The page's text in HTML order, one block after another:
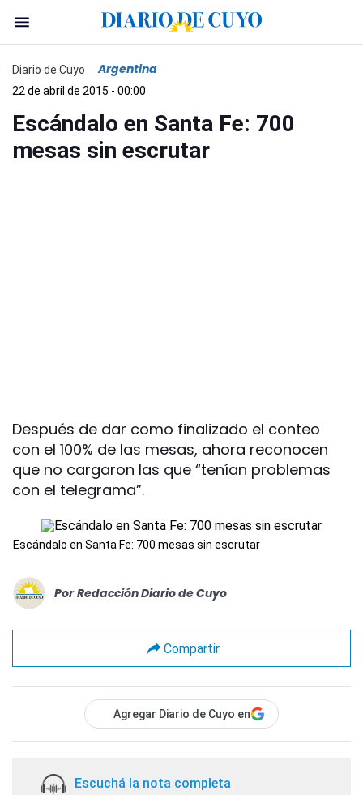
Diario de Cuyo Argentina
22 de abril de 2015 - 00:00
Escándalo en Santa Fe: 700
mesas sin escrutar
Después de dar como finalizado el conteo
con el 100% de las mesas, ahora reconocen
que no cargaron las que “tenían problemas
con el telegrama”.
Escándalo en Santa Fe: 700 mesas sin escrutar
Por Redacción Diario de Cuyo
Compartir
Agregar Diario de Cuyo en
Escuchá la nota completa